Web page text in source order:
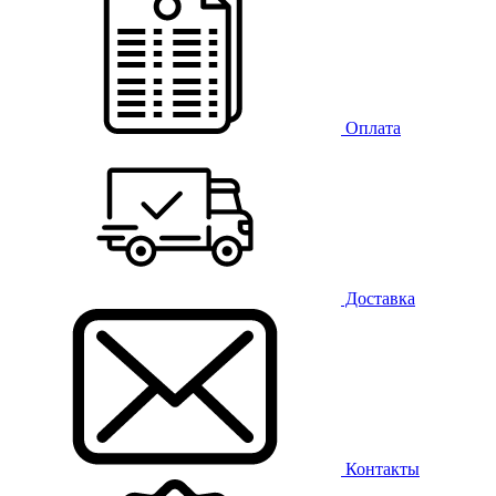
Оплата
Доставка
Контакты